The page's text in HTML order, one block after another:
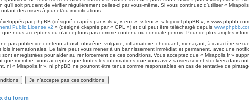
qu’il soit prudent de vérifier régulièrement celles-ci par vous-même. Si vous continuez d’utiliser «
des mises à jour et/ou modifications.
par phpBB (désigné ci-après par « ils », « eux », « leur », « logiciel phpBB », «
Public License v2 » (désigné ci-après par « GPL ») et qui peut être téléchargé depuis
nous acceptons ou n’acceptons pas comme contenu ou conduite permis. Pour de plus amples
pas publier de contenu abusif, obscène, vulgaire, diffamatoire, choquant, menaçant, à caractère
lois internationales. Le faire peut vous mener à un bannissement immédiat et permanent, avec une
sont enregistrées pour aider au renforcement de ces conditions. Vous acceptez que « Mirapolis.fr »
que membre, vous acceptez que toutes les informations que vous avez saisies soient stockées dans
ni « Mirapolis.fr », ni phpBB ne pourront être tenus comme responsables en cas de tentative de
du forum